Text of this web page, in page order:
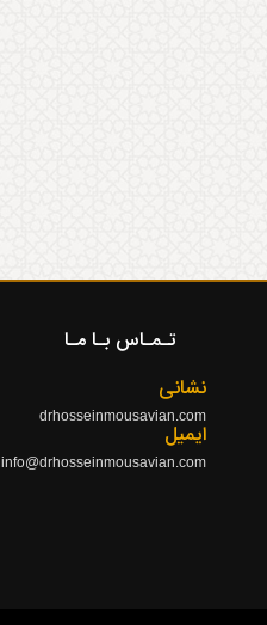
تـمـاس بـا مـا
نشانی
drhosseinmousavian.com
ایمیل
info@drhosseinmousavian.com